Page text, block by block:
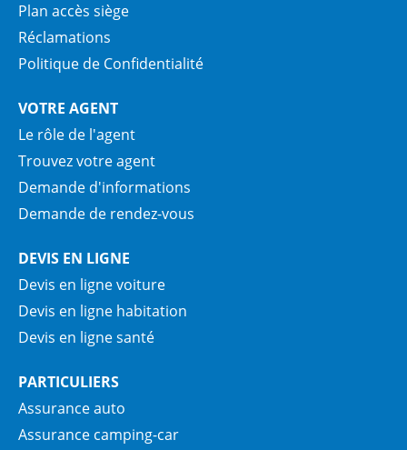
Plan accès siège
Réclamations
Politique de Confidentialité
VOTRE AGENT
Le rôle de l'agent
Trouvez votre agent
Demande d'informations
Demande de rendez-vous
DEVIS EN LIGNE
Devis en ligne voiture
Devis en ligne habitation
Devis en ligne santé
PARTICULIERS
Assurance auto
Assurance camping-car